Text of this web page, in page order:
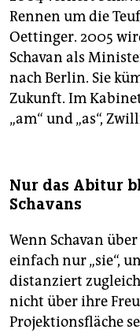
Rennen um die
Oettinger. 2005
Schavan als
nach Berlin. Sie
Zukunft. Im
„am“ und „as“,
Nur das Abitur
Schavans
Wenn Schavan
einfach nur „sie“,
distanziert
nicht über ihre
Projektionsfläche